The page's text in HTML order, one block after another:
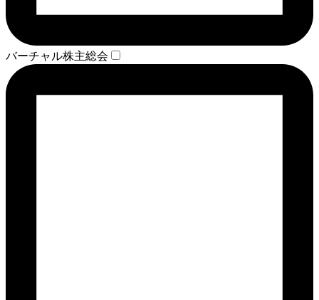
バーチャル株主総会